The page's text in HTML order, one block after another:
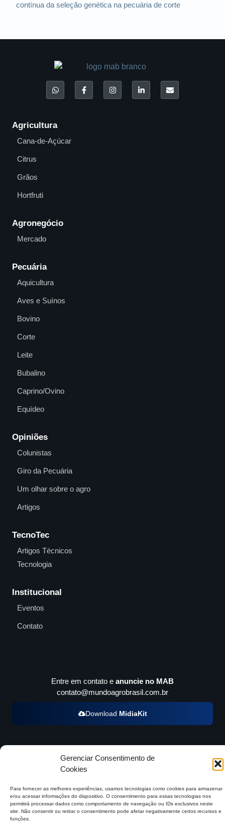
Gerenciar Consentimento de
Cookies
Para fornecer as melhores experiências, usamos tecnologias como cookies para armazenar
e/ou acessar informações do dispositivo. O consentimento para essas tecnologias nos
permitirá processar dados como comportamento de navegação ou IDs exclusivos neste
site. Não consentir ou retirar o consentimento pode afetar negativamente certos recursos e
funções.
contínua da seleção genética na pecuária de corte
Agricultura
Cana-de-Açúcar
Citrus
Grãos
Hortfruti
Agronegócio
Mercado
Pecuária
Aquicultura
Aves e Suínos
Bovino
Corte
Leite
Bubalino
Caprino/Ovino
Equídeo
Opiniões
Colunistas
Giro da Pecuária
Um olhar sobre o agro
Artigos
TecnoTec
Artigos Técnicos
Tecnologia
Institucional
Eventos
Contato
Entre em contato e anuncie no MAB
contato@mundoagrobrasil.com.br
Download MidiaKit
©2026 Mundo Agro Brasil. Todos os Direitos Reservados.